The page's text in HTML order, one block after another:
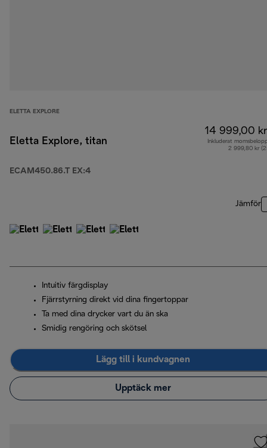
ELETTA EXPLORE
Eletta Explore, titan
ECAM450.86.T EX:4
14 999,00 kr
Inkluderat
2 999,80 kr
Jämför
Intuitiv färgdisplay
Fjärrstyrning direkt vid dina fingertoppar
Ta med dina drycker vart du än ska
Smidig rengöring och skötsel
Lägg till i kundvagnen
Upptäck mer